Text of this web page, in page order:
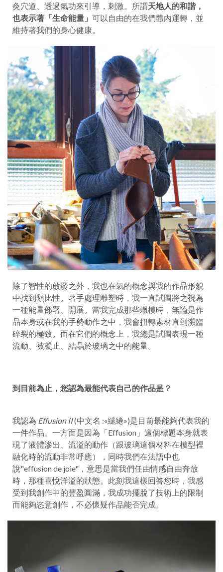
灸穴道、透過氣功來引導，刺激。所謂天地人的和諧，
也表示著「生命能量」 可以自由的在我們體內運轉，並
維持著我們的身心健康。
除了智性的啟發之外，我也在氣的概念與我的作品形貌
中找到類比性。著手處理雕塑時，我一直試圖將之視為
一種能量部署、開展。當我完成那些蠟模時，無論是作
品本身或在我的手勢動作之中，我會扭轉素材直到瀕臨
碎裂的極致。而在它們的概念上，我總是試圖表現一種
流動、被凝止、結晶於玻璃之中的能量。
到目前為止，您認為最能代表自己的作品是？
我認為 Effusion II(中文名 :«繾綣»)是目前最能夠代表我的
一件作品。一方面是因為「Effusion」這個標題本身就表
現了液體滲出、流溢的動作（跟玻璃這個材料在模型裡
融化時的流動非常呼應），同時我們在法語中也
說"effusion de joie"，意思是當我們任由情感自由奔放
時，那種喜悅洋溢的狀態。此刻我這樣回答您時，我感
受到我創作中的豐盈圓滿，我成功擺脫了技術上的限制
而能夠恣意創作，不必懷疑作品能否完成。